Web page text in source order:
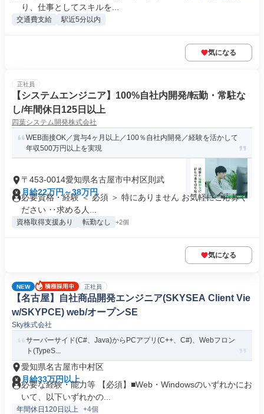
り、仕事としてスキルを...
交通費支給 駅近5分以内
気になる
正社員
【システムエンジニア】100%自社内開発/転勤・常駐な
し/年間休日125日以上
四葉システム開発株式会社
WEB面接OK／賞与4ヶ月以上／100％自社内開発／経験を活かして
年収500万円以上を実現
〒453-0014愛知県名古屋市中村区則武
月給22万円～38万円
必要資格・経験 ＜ 必須 ＞ 特にありません お気軽にご応募く
ださい ‥求める人...
資格取得支援あり 転勤なし +2個
気になる
NEW 正社員
【名古屋】自社商品開発エンジニア(SKYSEA Client Vie
w/SKYPCE) web/オープンSE
Sky株式会社
サーバーサイド(C#、Java)からPCアプリ(C++、C#)、Webフロン
ト(TypeS...
愛知県名古屋市中村区
月給33万円以上
必要な経験・能力等 【必須】■Web・Windowsのいずれかにお
いて、以下いずれかの...
年間休日120日以上 +4個